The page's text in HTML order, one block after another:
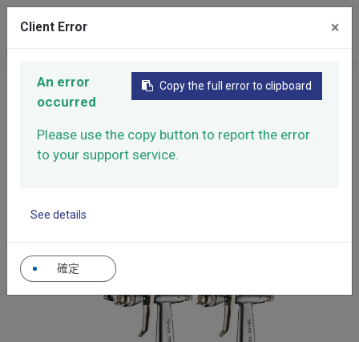
首頁 產品介紹 手動噴槍 Mini 系列
Mini 系列
設計為小面積修補專用，例如汽車局部烤漆，塗料分
Client Error ×
Copy the full error to clipboard
An error
occurred
Please use the copy button to report the error
to your support service.
See details
確定